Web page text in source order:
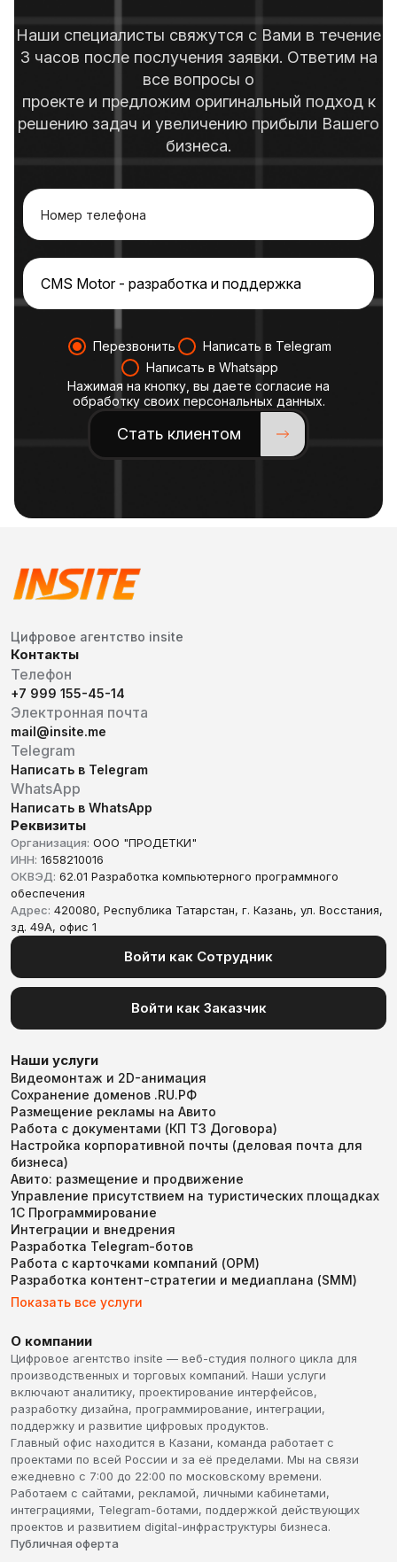
Наши специалисты свяжутся с Вами в течение
3 часов после послучения заявки. Ответим на
все вопросы о
проекте и предложим оригинальный подход к
решению задач и увеличению прибыли Вашего
бизнеса.
Перезвонить
Написать в Telegram
Написать в Whatsapp
Нажимая на кнопку, вы даете согласие на
обработку своих персональных данных.
Стать клиентом
Цифровое агентство insite
Контакты
Телефон
+7 999 155-45-14
Электронная почта
mail@insite.me
Telegram
Написать в Telegram
WhatsApp
Написать в WhatsApp
Реквизиты
Организация: ООО "ПРОДЕТКИ"
ИНН: 1658210016
ОКВЭД: 62.01 Разработка компьютерного программного
обеспечения
Адрес: 420080, Республика Татарстан, г. Казань, ул. Восстания,
зд. 49А, офис 1
Войти как Сотрудник
Войти как Заказчик
Наши услуги
Видеомонтаж и 2D-анимация
Сохранение доменов .RU.РФ
Размещение рекламы на Авито
Работа с документами (КП ТЗ Договора)
Настройка корпоративной почты (деловая почта для
бизнеса)
Авито: размещение и продвижение
Управление присутствием на туристических площадках
1С Программирование
Интеграции и внедрения
Разработка Telegram-ботов
Работа с карточками компаний (ОРМ)
Разработка контент-стратегии и медиаплана (SMM)
Показать все услуги
О компании
Цифровое агентство insite — веб-студия полного цикла для
производственных и торговых компаний. Наши услуги
включают аналитику, проектирование интерфейсов,
разработку дизайна, программирование, интеграции,
поддержку и развитие цифровых продуктов.
Главный офис находится в Казани, команда работает с
проектами по всей России и за её пределами. Мы на связи
ежедневно с 7:00 до 22:00 по московскому времени.
Работаем с сайтами, рекламой, личными кабинетами,
интеграциями, Telegram-ботами, поддержкой действующих
проектов и развитием digital-инфраструктуры бизнеса.
Публичная оферта